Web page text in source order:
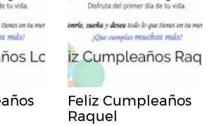
Feliz Cumpleaños
Raquel